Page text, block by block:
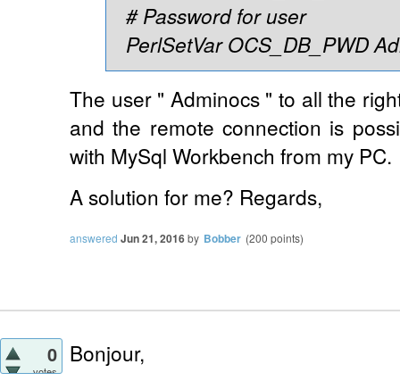
# Password for user
PerlSetVar OCS_DB_PWD
The user " Adminocs " to all the
and the remote connection is
with MySql Workbench from my PC.
A solution for me? Regards,
answered Jun 21, 2016by Bobber (200 points)
0
votes
Bonjour,